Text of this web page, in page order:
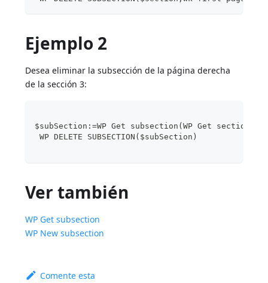
Ejemplo 2
Desea eliminar la subsección de la página derecha
de la sección 3:
$subSection:=WP Get subsection(WP Get
WP DELETE SUBSECTION($subSection)
Ver también
WP Get subsection
WP New subsection
Comente esta